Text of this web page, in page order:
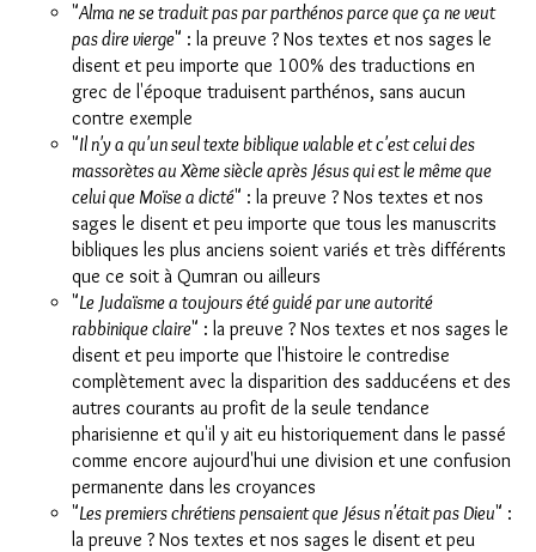
"Alma ne se traduit pas par parthénos parce que ça ne veut
pas dire vierge" : la preuve ? Nos textes et nos sages le
disent et peu importe que 100% des traductions en
grec de l'époque traduisent parthénos, sans aucun
contre exemple
"Il n'y a qu'un seul texte biblique valable et c'est celui des
massorètes au Xème siècle après Jésus qui est le même que
celui que Moïse a dicté" : la preuve ? Nos textes et nos
sages le disent et peu importe que tous les manuscrits
bibliques les plus anciens soient variés et très différents
que ce soit à Qumran ou ailleurs
"Le Judaïsme a toujours été guidé par une autorité
rabbinique claire" : la preuve ? Nos textes et nos sages le
disent et peu importe que l'histoire le contredise
complètement avec la disparition des sadducéens et des
autres courants au profit de la seule tendance
pharisienne et qu'il y ait eu historiquement dans le passé
comme encore aujourd'hui une division et une confusion
permanente dans les croyances
"Les premiers chrétiens pensaient que Jésus n'était pas Dieu" :
la preuve ? Nos textes et nos sages le disent et peu